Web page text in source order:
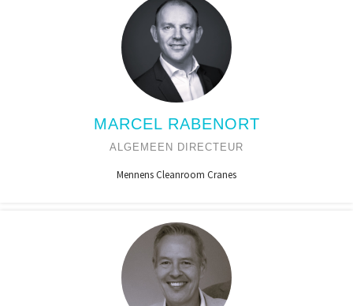
MARCEL RABENORT
ALGEMEEN DIRECTEUR
Mennens Cleanroom Cranes